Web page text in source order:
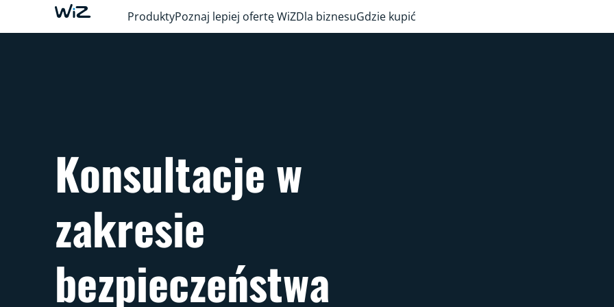
ProduktyPoznaj lepiej ofertę WiZDla biznesuGdzie kupić
Konsultacje w
zakresie
bezpieczeństwa